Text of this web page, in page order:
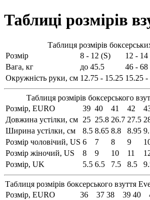
Таблиці розмірів
Таблиця розмірів
Розмір
8 - 12 (S) 12 -
Вага, кг
до 45.5 46 - 68
Окружність руки, см 12.75 - 15.25 15.25 -
Таблиця розмірів боксерського
Розмір, EURO
39 40 41 42
Довжина устілки, см 25 25.8 26.7 27.5
Ширина устілки, см
8.5 8.65 8.8 8.95
Розмір чоловічий, US 6 7 8 9
Розмір жіночий, US
8 9 10 11
Розмір, UK
5.5 6.5 7.5 8.5
Таблиця розмірів боксерського взуття
Розмір, EURO
36 37 38 39 40